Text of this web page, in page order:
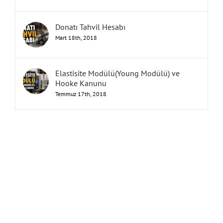
Donatı Tahvil Hesabı
Mart 18th, 2018
Elastisite Modülü(Young Modülü) ve
Hooke Kanunu
Temmuz 17th, 2018